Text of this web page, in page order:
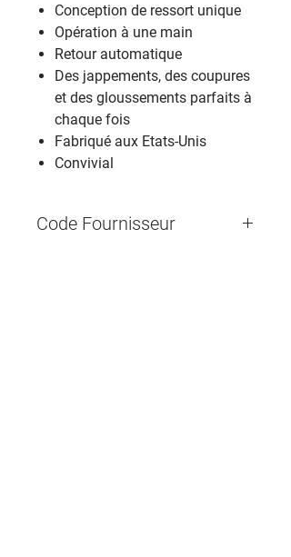
Conception de ressort unique
Opération à une main
Retour automatique
Des jappements, des coupures
et des gloussements parfaits à
chaque fois
Fabriqué aux Etats-Unis
Convivial
Code Fournisseur